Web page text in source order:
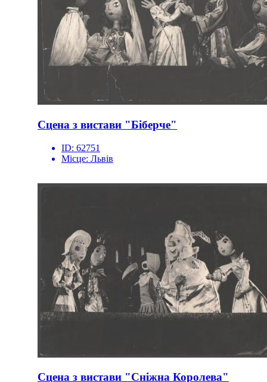
Сцена з вистави "Біберче"
ID: 62751
Місце: Львів
Сцена з вистави "Сніжна Королева"